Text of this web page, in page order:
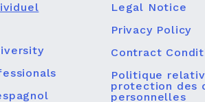
Legal Notice
Privacy Policy
Contract
Politique
protection des
personnelles